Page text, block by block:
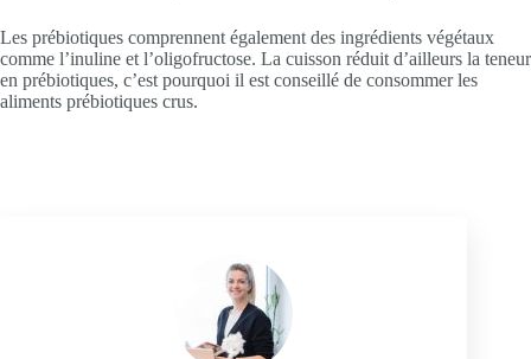
Les prébiotiques comprennent également des ingrédients végétaux
comme l’inuline et l’oligofructose. La cuisson réduit d’ailleurs la teneur
en prébiotiques, c’est pourquoi il est conseillé de consommer les
aliments prébiotiques crus.